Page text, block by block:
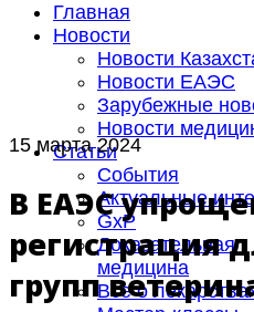
Главная
Новости
Новости
Новости ЕАЭС
Зарубежные
Новости
Статьи
События
Актуальные
GxP
Доказательная
медицина
Все о
15 марта 2024
В ЕАЭС
регистрация
групп